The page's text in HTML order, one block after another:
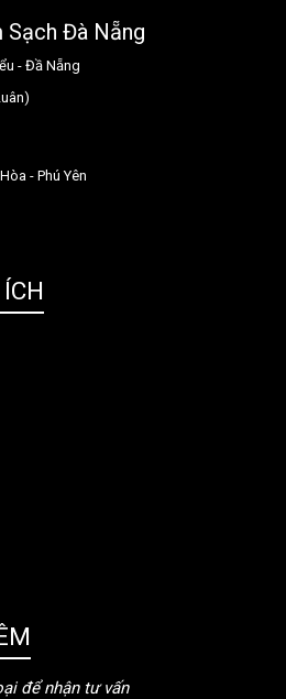
Sạch Đà Nẵng
- Đầ Nẵng
- Phú Yên
để nhận tư vấn